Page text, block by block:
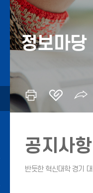
정보마당
공지사항